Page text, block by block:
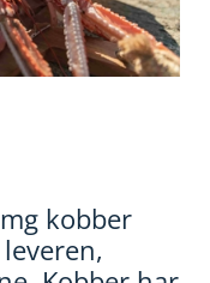
kobber